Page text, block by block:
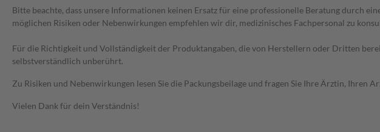
Bitte beachte, dass unsere Informationen keinen Ersatz für eine professionelle Beratung durch
möglichen Risiken oder Nebenwirkungen empfehlen wir dir, medizinisches Fachpersonal zu
Für die Richtigkeit und Vollständigkeit der Produktangaben, die von Herstellern oder Dritten
selbstverständlich unberührt.
Zu Risiken und Nebenwirkungen lesen Sie die Packungsbeilage und fragen Sie Ihre Ärztin, Ihren
Vielen Dank für dein Verständnis!